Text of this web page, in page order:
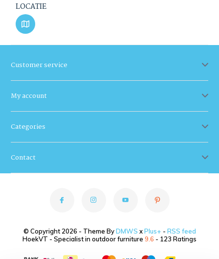
LOCATIE
Customer service
My account
Categories
Contact
© Copyright 2026 - Theme ByDMWS xPlus+ - RSS feed
HoekVT - Specialist in outdoor furniture 9.6 - 123 Ratings